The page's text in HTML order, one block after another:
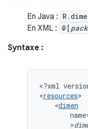
En Java :
En XML : @[
Syntaxe :
<?xml
<resources
<dimen
>